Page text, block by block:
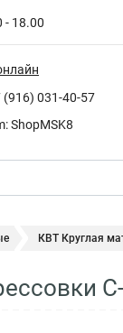
- 18.00
(916) 031-40-57
ShopMSK8
КВТ Круглая